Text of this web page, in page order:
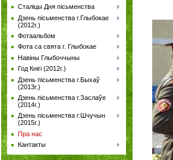
Сталіцы Дня пісьменства
Дзень пісьменства г.Глыбокае
(2012г.)
Фотаальбом
Фота са свята г. Глыбокае
Навіны Глыбоччыны
Год Кнігі (2012г.)
Дзень пісьменства г.Быхаў
(2013г.)
Дзень пісьменства г.Заслаўе
(2014г.)
Дзень пісьменства г.Шчучын
(2015г.)
Пра нас
Кантакты